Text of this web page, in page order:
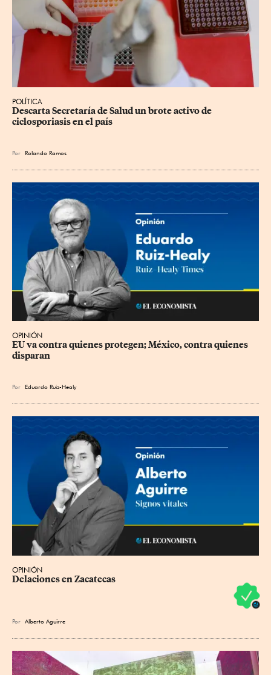
POLÍTICA
Descarta Secretaría de Salud un brote activo de
ciclosporiasis en el país
Por Rolando Ramos
OPINIÓN
EU va contra quienes protegen; México, contra quienes
disparan
Por Eduardo Ruiz-Healy
OPINIÓN
Delaciones en Zacatecas
Por Alberto Aguirre